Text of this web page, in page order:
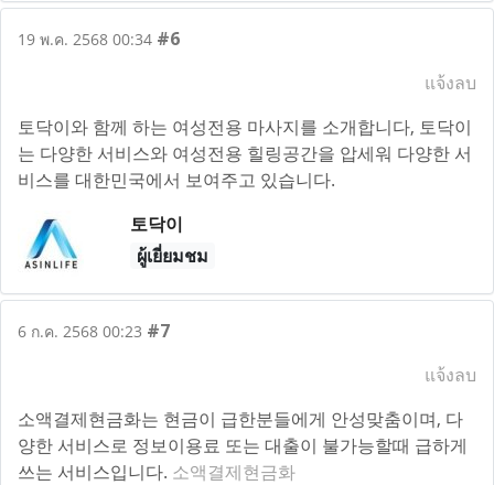
19 พ.ค. 2568 00:34 #6
แจ้งลบ
토닥이와 함께 하는 여성전용 마사지를 소개합니다, 토닥이
는 다양한 서비스와 여성전용 힐링공간을 압세워 다양한 서
비스를 대한민국에서 보여주고 있습니다.
토닥이
ผู้เยี่ยมชม
6 ก.ค. 2568 00:23 #7
แจ้งลบ
소액결제현금화는 현금이 급한분들에게 안성맞춤이며, 다
양한 서비스로 정보이용료 또는 대출이 불가능할때 급하게
쓰는 서비스입니다. 소액결제현금화